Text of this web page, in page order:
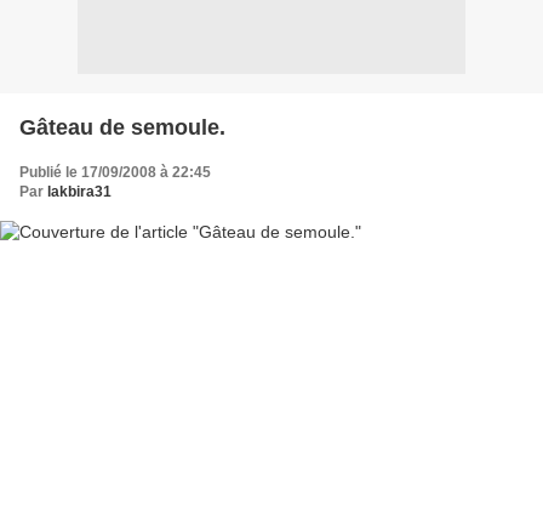
Gâteau de semoule.
Publié le 17/09/2008 à 22:45
Par lakbira31